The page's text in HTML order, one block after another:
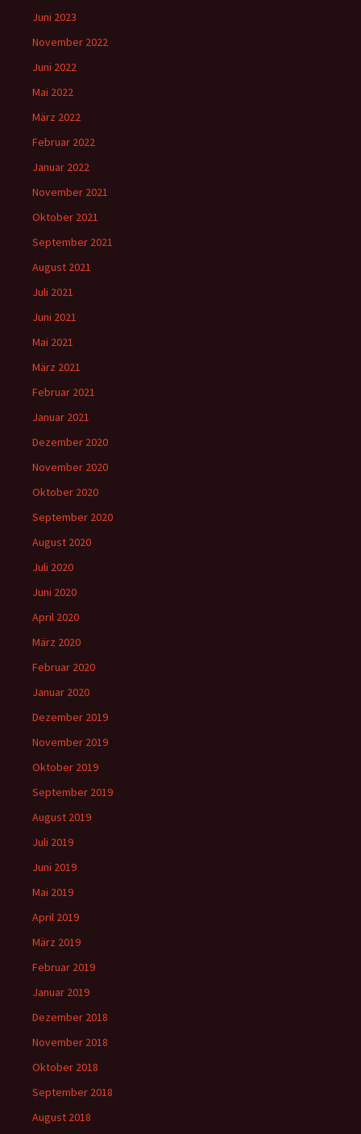
Juni 2023
November 2022
Juni 2022
Mai 2022
März 2022
Februar 2022
Januar 2022
November 2021
Oktober 2021
September 2021
August 2021
Juli 2021
Juni 2021
Mai 2021
März 2021
Februar 2021
Januar 2021
Dezember 2020
November 2020
Oktober 2020
September 2020
August 2020
Juli 2020
Juni 2020
April 2020
März 2020
Februar 2020
Januar 2020
Dezember 2019
November 2019
Oktober 2019
September 2019
August 2019
Juli 2019
Juni 2019
Mai 2019
April 2019
März 2019
Februar 2019
Januar 2019
Dezember 2018
November 2018
Oktober 2018
September 2018
August 2018